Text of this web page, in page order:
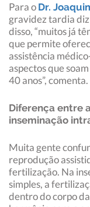
Para o Dr.
gravidez tardia
disso, “muitos já
que permite
assistência
aspectos que
40 anos”, comenta.
Diferença entre
inseminação
Muita gente
reprodução
fertilização. Na
simples, a
dentro do corpo